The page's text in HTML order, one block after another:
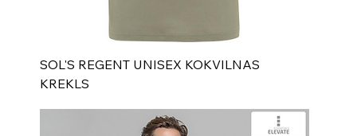
SOL'S REGENT UNISEX KOKVILNAS
KREKLS